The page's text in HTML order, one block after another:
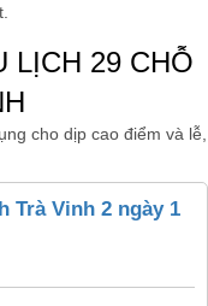
LỊCH 29 CHỖ
cho dịp cao điểm và lễ,
Trà Vinh 2 ngày 1